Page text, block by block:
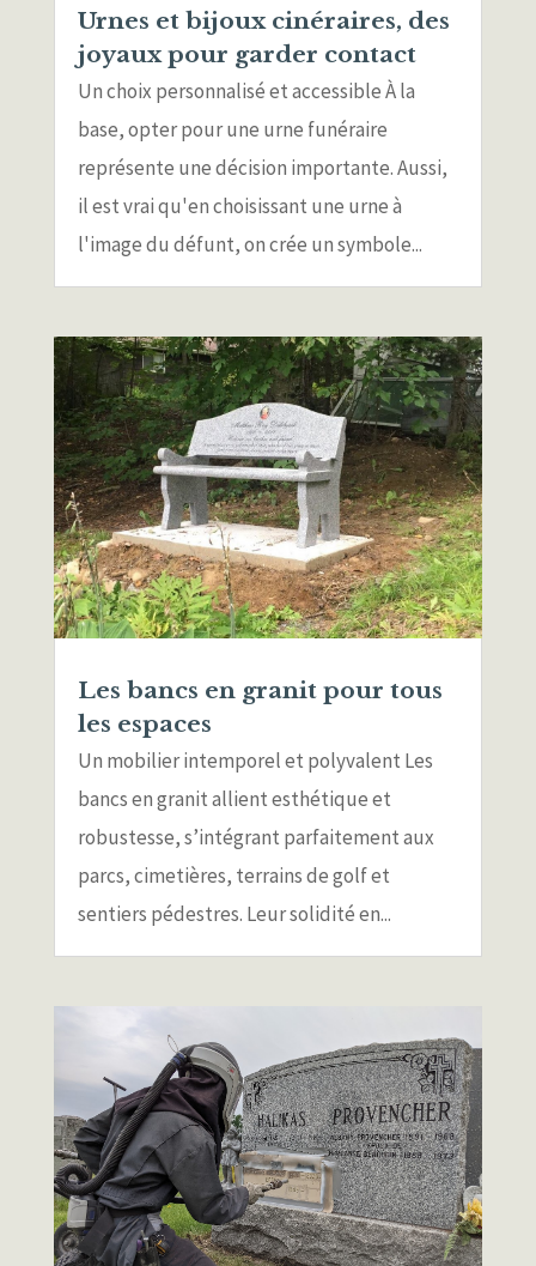
Urnes et bijoux cinéraires, des
joyaux pour garder contact
Un choix personnalisé et accessible À la
base, opter pour une urne funéraire
représente une décision importante. Aussi,
il est vrai qu'en choisissant une urne à
l'image du défunt, on crée un symbole...
Les bancs en granit pour tous
les espaces
Un mobilier intemporel et polyvalent Les
bancs en granit allient esthétique et
robustesse, s’intégrant parfaitement aux
parcs, cimetières, terrains de golf et
sentiers pédestres. Leur solidité en...